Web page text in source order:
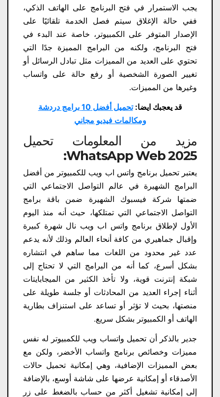
يجب الاستمرار في فتح البرنامج على الهاتف الذكي،
ففي حالة الإغلاق سيتم فصل الخدمة تلقائيًا على
الإصدار المتوفر على الكمبيوتر، خاصة عند البدء في
فتح البرنامج، ولكنه من البرامج المميزة جدًا التي
تحتوي على العديد من المميزات مثل تبادل الرسائل أو
تغيير الصورة الشخصية أو رفع حالة على واتساب
وغيرها من المميزات.
قد يعجبك ايضا:
تحميل أفضل 10 برامج دردشة
ومكالمات فيديو مجاني
مزيد من المعلومات تحميل
WhatsApp Web 2025:
يعتبر تحميل برنامج واتس اب ويب للكمبيوتر من أفضل
البرامج الشهيرة في عالم التواصل الاجتماعي التي
ضمتها شركة فيسبوك الشهيرة ضمن باقة برامج
التواصل الاجتماعي التي تمتلكها، حيث أنه منذ اليوم
الأول لإطلاق برنامج واتس اب ويب نال شهرة كبيرة
وإقبال جماهيري من كافة أنحاء العالم وذلك لأنه يدعم
عدد غير محدود من اللغات مما ساهم في انتشاره
بشكل أسرع، كما أنه من البرامج التي لا تحتاج إلى
شبكة إنترنت قوية، ولا تأخذ الكثير من الميجابايتات
أثناء إجراء العديد من المحادثات أو جلسة طويلة على
منصتها، بحيث لا تؤثر أو تساعد على استنزاف بطارية
الهاتف أو الكمبيوتر بشكل سريع.
جدير بالذكر أن تحميل واتساب ويب للكمبيوتر له نفس
مميزات وخصائص برنامج واتساب الأخضر، ولكن مع
بعض المميزات الإضافية، وهي إمكانية تحميل حالات
الأصدقاء أو إمكانية عرضها على شاشة أوسع، بالإضافة
إلى إمكانية تشغيل أكثر من حساب بالضغط على زر